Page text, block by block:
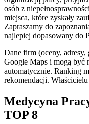
osób z
miejsca, które zyskały
Zapraszamy do
najlepiej dopasowany do
Dane firm (oceny,
Google Maps i mogą być
automatycznie. Ranking
rekomendacji.
Medycyna
TOP 8